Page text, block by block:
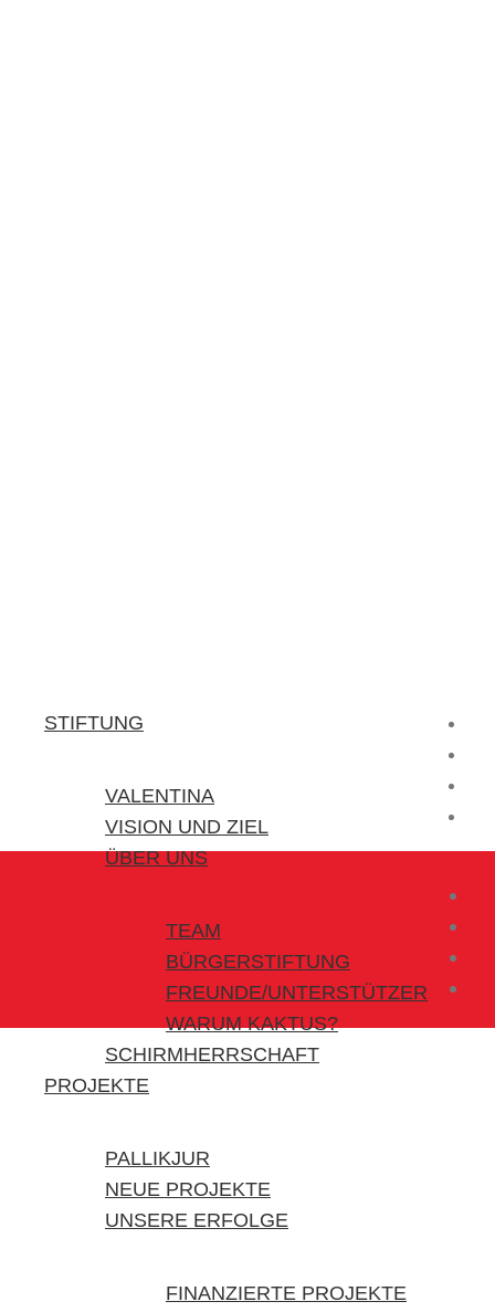
STIFTUNG
VALENTINA
VISION UND ZIEL
ÜBER UNS
TEAM
BÜRGERSTIFTUNG
FREUNDE/UNTERSTÜTZER
WARUM KAKTUS?
SCHIRMHERRSCHAFT
PROJEKTE
PALLIKJUR
NEUE PROJEKTE
UNSERE ERFOLGE
FINANZIERTE PROJEKTE